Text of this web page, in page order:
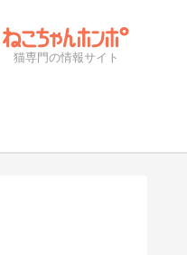
猫専門の情報サイト